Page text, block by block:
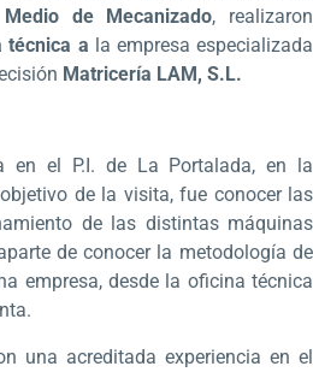
de Mecanizado, realizaron
técnica a la empresa especializada
Matricería LAM, S.L.
en el P.I. de La Portalada, en la
de la visita, fue conocer las
de las distintas máquinas
de conocer la metodología de
empresa, desde la oficina técnica
una acreditada experiencia en el